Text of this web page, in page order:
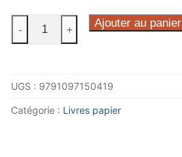
quantité
de
lettres
assassines
- + Ajouter au panier
UGS : 9791097150419
Catégorie : Livres papier